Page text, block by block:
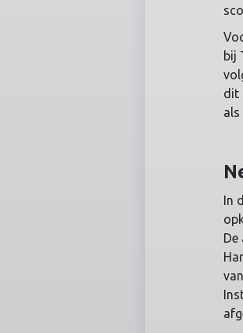
bij
dit
als
In
De